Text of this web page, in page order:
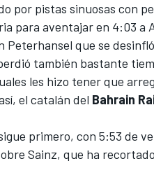
por pistas sinuosas con
para aventajar en 4:03 a
que se
también bastante
les hizo tener que
el catalán del Bahrain
primero, con 5:53 de
Sainz, que ha